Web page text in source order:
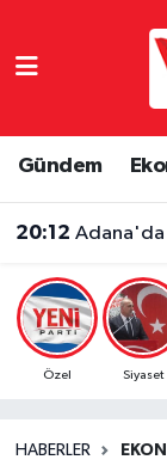
Gündem
20:12 Adana'da
Özel Siyaset
HABERLER
Dünya
Eğitim
Gündem
Adana
Adana
Süper Lig
Son